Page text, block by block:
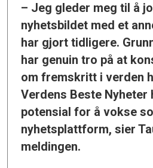
– Jeg gleder meg til å
nyhetsbildet med et
har gjort tidligere.
har genuin tro på at
om fremskritt i verden
Verdens Beste
potensial for å vokse
nyhetsplattform, sier
meldingen.